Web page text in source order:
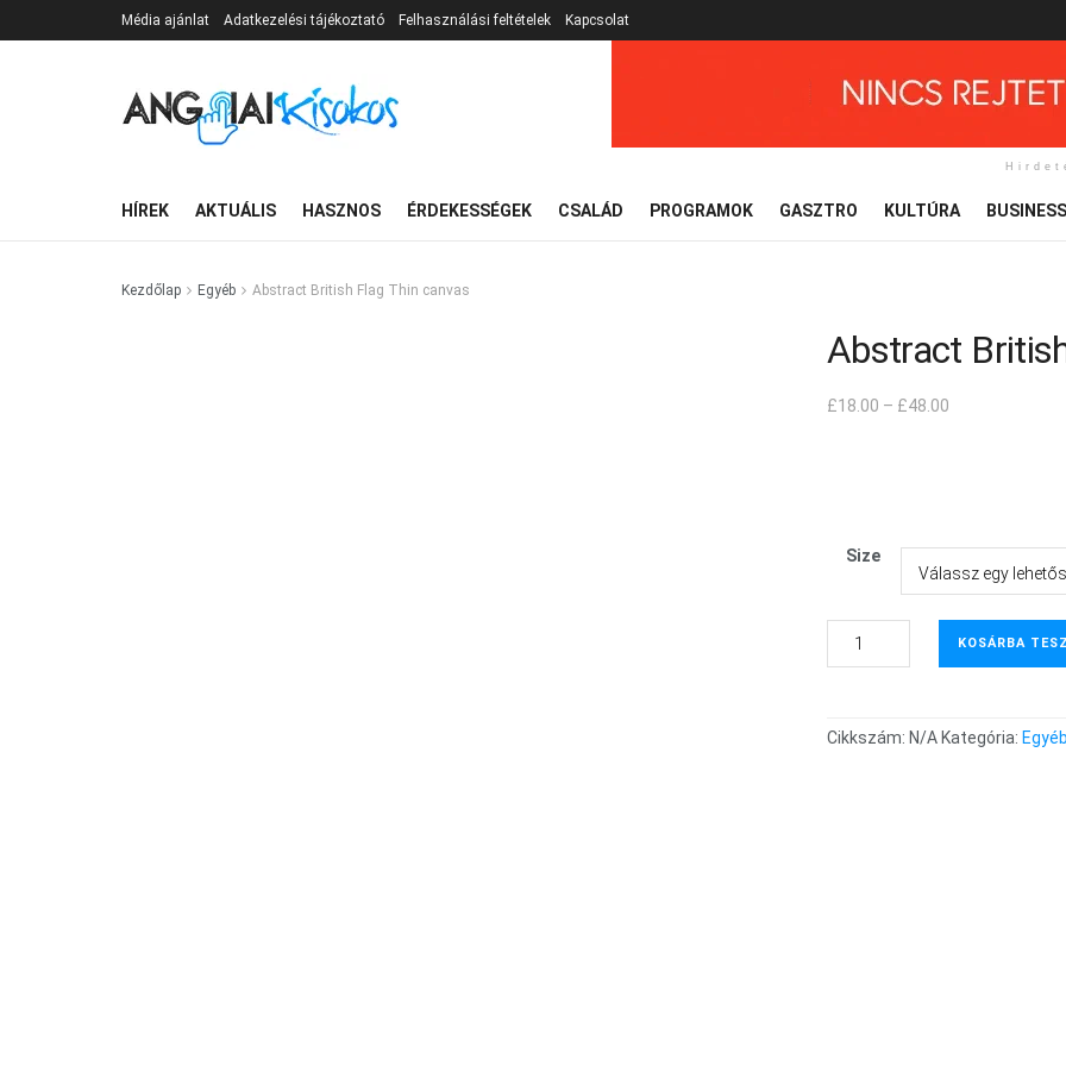
Média ajánlat Adatkezelési tájékoztató Felhasználási feltételek Kapcsolat
HÍREK AKTUÁLIS HASZNOS ÉRDEKESSÉGEK CSALÁD PROGRAMOK GASZTRO KULTÚRA BUSINESS
Kezdőlap Egyéb Abstract British Flag Thin canvas
Abstract
£18.00 – £48.00
Size
KOSÁRBA
Cikkszám: N/A Kategória: Egyéb